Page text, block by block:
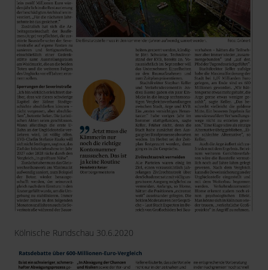
Kölnische Rundschau 30.6.2020